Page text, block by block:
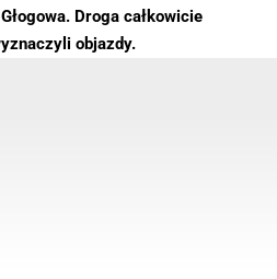
Droga całkowicie
objazdy.